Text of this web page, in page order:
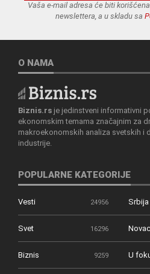
Vaša e-mail adresa će biti
newslettera, a u skladu sa
O NAMA
Biznis.rs je jedinstveni informativni
ekonomskim temama značajnim za
makroekonomskih analiza svetskih i
industrije.
POPULARNE KATEGORIJE
Vesti 24956 Srbija
Svet 16296 Novac
Biznis 9259 U